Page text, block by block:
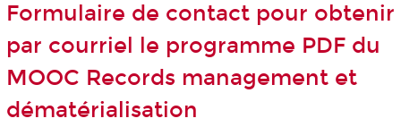
Formulaire de contact pour obtenir
par courriel le programme PDF du
MOOC Records management et
dématérialisation